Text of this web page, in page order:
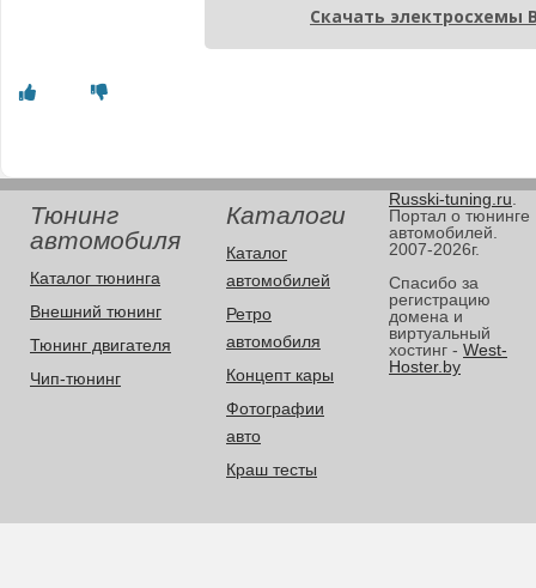
Скачать электросхемы
Тюнинг
автомобиля
Каталог тюнинга
Внешний тюнинг
Тюнинг двигателя
Чип-тюнинг
Каталоги
Каталог
автомобилей
Ретро
автомобиля
Концепт кары
Фотографии
авто
Краш тесты
Russki-tuning.ru
Портал о тюнинге
автомобилей.
2007-2026г.
Спасибо за
регистрацию
домена и
виртуальный
хостинг - West-
Hoster.by